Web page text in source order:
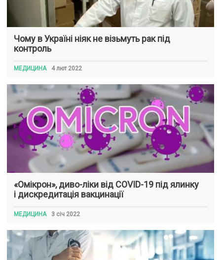
Чому в Україні ніяк не візьмуть рак під
контроль
МЕДИЦИНА 4 лют 2022
«Омікрон», диво-ліки від COVID-19 під ялинку
і дискредитація вакцинації
МЕДИЦИНА 3 січ 2022